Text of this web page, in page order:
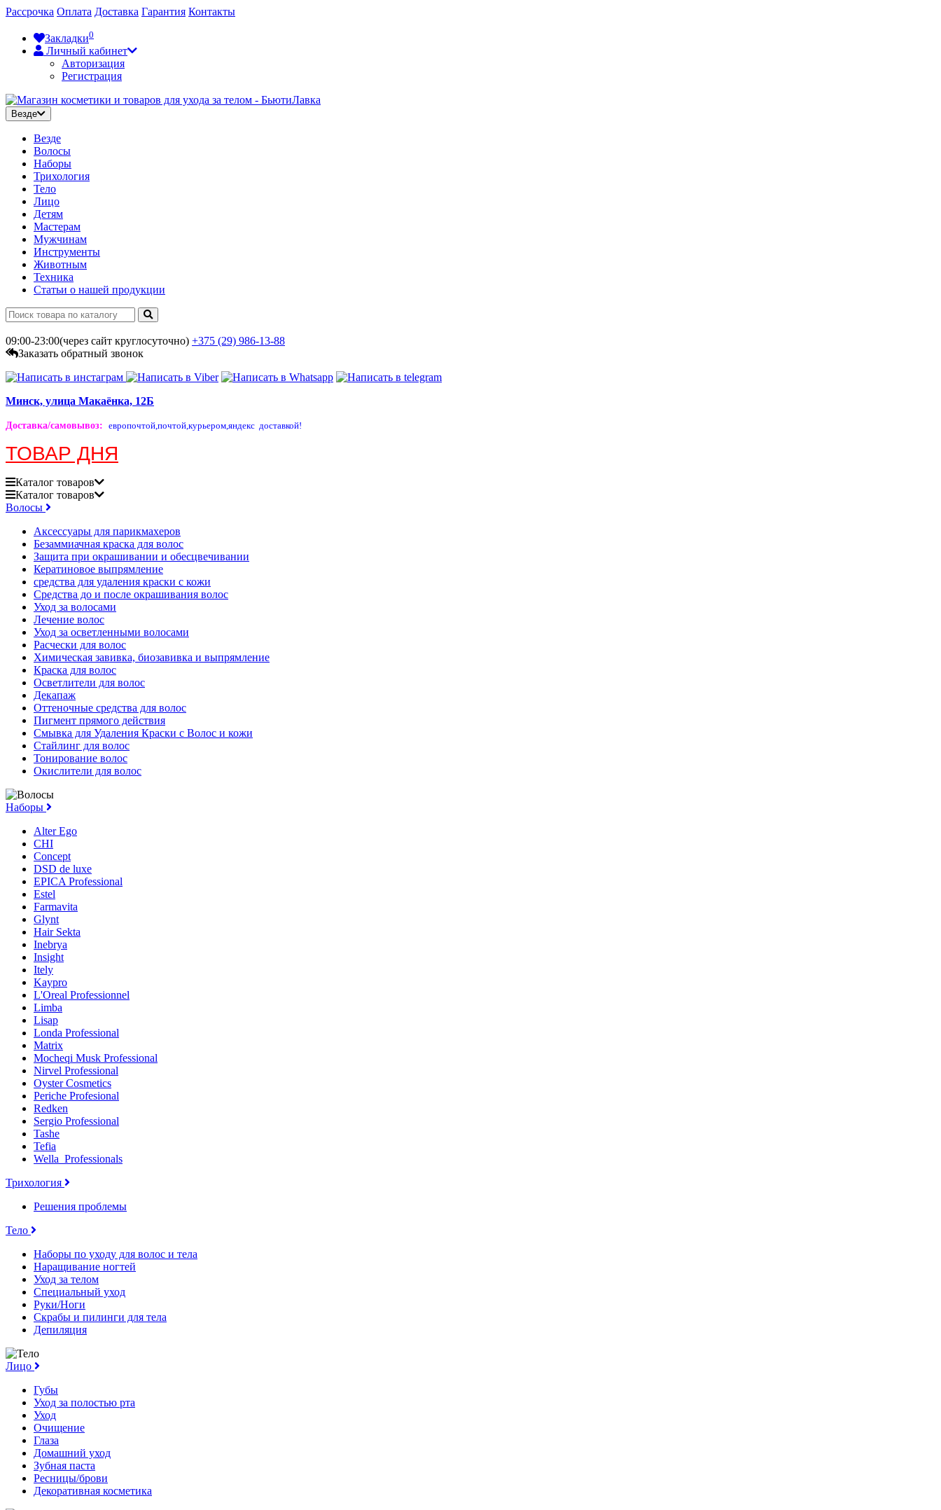
Рассрочка Оплата Доставка Гарантия Контакты
Закладки0
Личный кабинет
Авторизация
Регистрация
Везде
Везде
Волосы
Наборы
Трихология
Тело
Лицо
Детям
Мастерам
Мужчинам
Инструменты
Животным
Техника
Статьи о нашей продукции
09:00-23:00(через сайт круглосуточно) +375 (29) 986-13-88
Заказать обратный звонок
Минск, улица Макаёнка, 12Б
Доставка/самовывоз: европочтой,почтой,курьером,яндекс доставкой!
ТОВАР ДНЯ
Каталог товаров
Каталог товаров
Волосы
Аксессуары для парикмахеров
Безаммиачная краска для волос
Защита при окрашивании и обесцвечивании
Кератиновое выпрямление
средства для удаления краски с кожи
Средства до и после окрашивания волос
Уход за волосами
Лечение волос
Уход за осветленными волосами
Расчески для волос
Химическая завивка, биозавивка и выпрямление
Краска для волос
Осветлители для волос
Декапаж
Оттеночные средства для волос
Пигмент прямого действия
Смывка для Удаления Краски с Волос и кожи
Стайлинг для волос
Тонирование волос
Окислители для волос
Наборы
Alter Ego
CHI
Concept
DSD de luxe
EPICA Professional
Estel
Farmavita
Glynt
Hair Sekta
Inebrya
Insight
Itely
Kaypro
L'Oreal Professionnel
Limba
Lisap
Londa Professional
Matrix
Mocheqi Musk Professional
Nirvel Professional
Oyster Cosmetics
Periche Profesional
Redken
Sergio Professional
Tashe
Tefia
Wella_Professionals
Трихология
Решения проблемы
Тело
Наборы по уходу для волос и тела
Наращивание ногтей
Уход за телом
Специальный уход
Руки/Ноги
Скрабы и пилинги для тела
Депиляция
Лицо
Губы
Уход за полостью рта
Уход
Очищение
Глаза
Домашний уход
Зубная паста
Ресницы/брови
Декоративная косметика